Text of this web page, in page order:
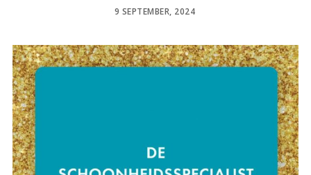
POSTED
9 SEPTEMBER, 2024